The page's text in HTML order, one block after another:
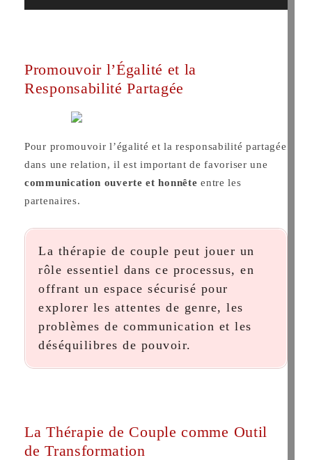
Promouvoir l’Égalité et la
Responsabilité Partagée
Pour promouvoir l’égalité et la responsabilité partagée
dans une relation, il est important de favoriser une
communication ouverte et honnête entre les
partenaires.
La thérapie de couple peut jouer un
rôle essentiel dans ce processus, en
offrant un espace sécurisé pour
explorer les attentes de genre, les
problèmes de communication et les
déséquilibres de pouvoir.
La Thérapie de Couple comme Outil
de Transformation